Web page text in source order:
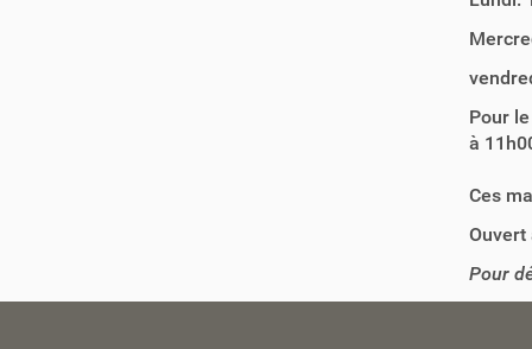
Pour
à
Ces
Ouvert
Pour